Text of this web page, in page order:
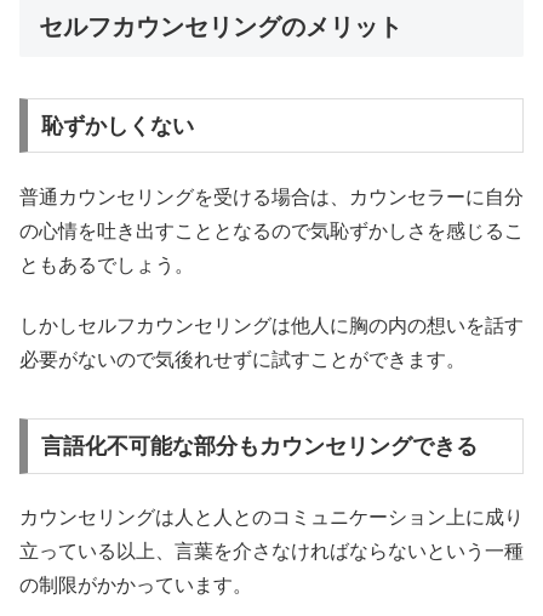
セルフカウンセリングのメリット
恥ずかしくない
普通カウンセリングを受ける場合は、カウンセラーに自分
の心情を吐き出すこととなるので気恥ずかしさを感じるこ
ともあるでしょう。
しかしセルフカウンセリングは他人に胸の内の想いを話す
必要がないので気後れせずに試すことができます。
言語化不可能な部分もカウンセリングできる
カウンセリングは人と人とのコミュニケーション上に成り
立っている以上、言葉を介さなければならないという一種
の制限がかかっています。